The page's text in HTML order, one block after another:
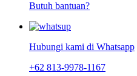
Butuh bantuan?
Hubungi kami di Whatsapp
+62 813-9978-1167